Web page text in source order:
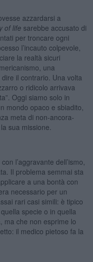
azzardarsi a
of life sarebbe accusato di
per troncare ogni
l’incauto colpevole,
la realtà sicuri
una
il contrario. Una volta
o ridicolo arrivava
Oggi siamo solo in
mondo opaco e sbiadito,
meta di non-ancora-
sua missione.
l’aggravante dell’ismo,
Il problema semmai sta
a una bontà con
necessario per un
rari casi simili: è tipico
specie o in quella
ma che non esprime lo
il medico pietoso fa la